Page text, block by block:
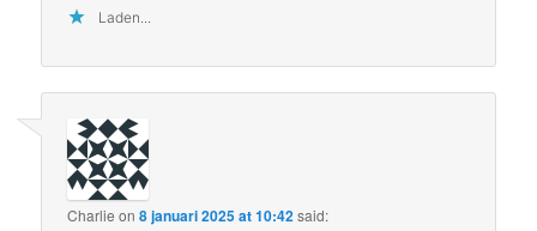
Laden...
Charlie on8 januari 2025 at 10:42said: